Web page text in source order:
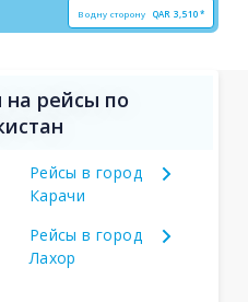
В одну сторону QAR 3,510*
рейсы по
Рейсы в город
Карачи
Рейсы в город
Лахор